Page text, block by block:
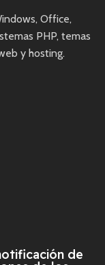
Office,
PHP, temas
y hosting.
de